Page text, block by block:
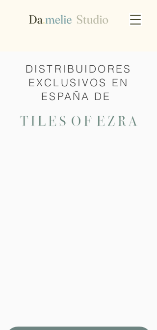
DISTRIBUIDORES
EXCLUSIVOS EN
ESPAÑA DE